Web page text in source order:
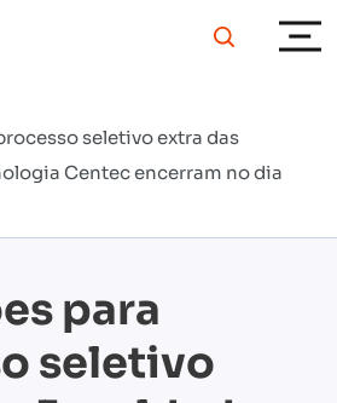
seletivo extra das
Centec encerram no dia
para
seletivo